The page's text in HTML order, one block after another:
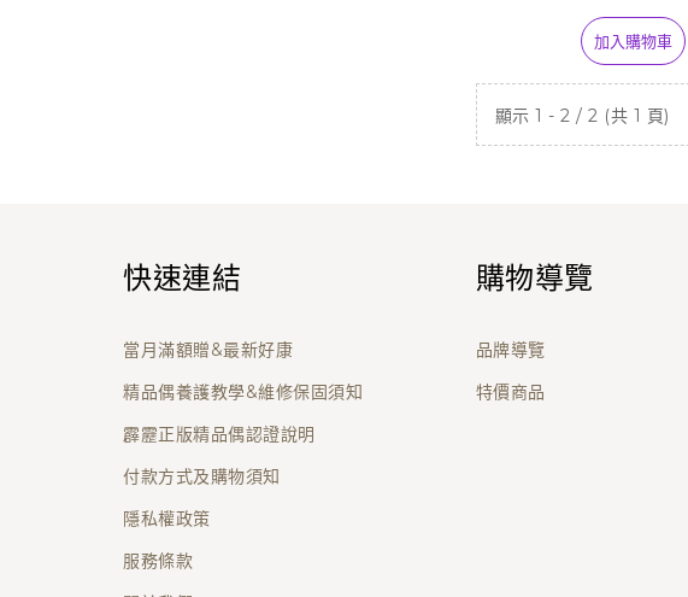
加入購物車
顯示 1 - 2 / 2 (共 1 頁)
快速連結
當月滿額贈&最新好康
精品偶養護教學&維修保固須知
霹靂正版精品偶認證說明
付款方式及購物須知
隱私權政策
服務條款
購物導覽
品牌導覽
特價商品